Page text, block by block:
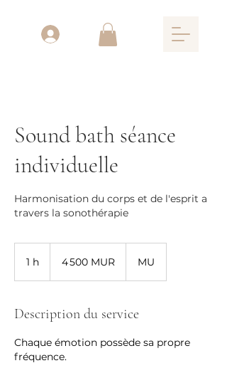
Sound bath séance
individuelle
Harmonisation du corps et de l'esprit a
travers la sonothérapie
1 h
mauriciennes
4 500 MUR MU
Description du service
Chaque émotion possède sa propre
fréquence.